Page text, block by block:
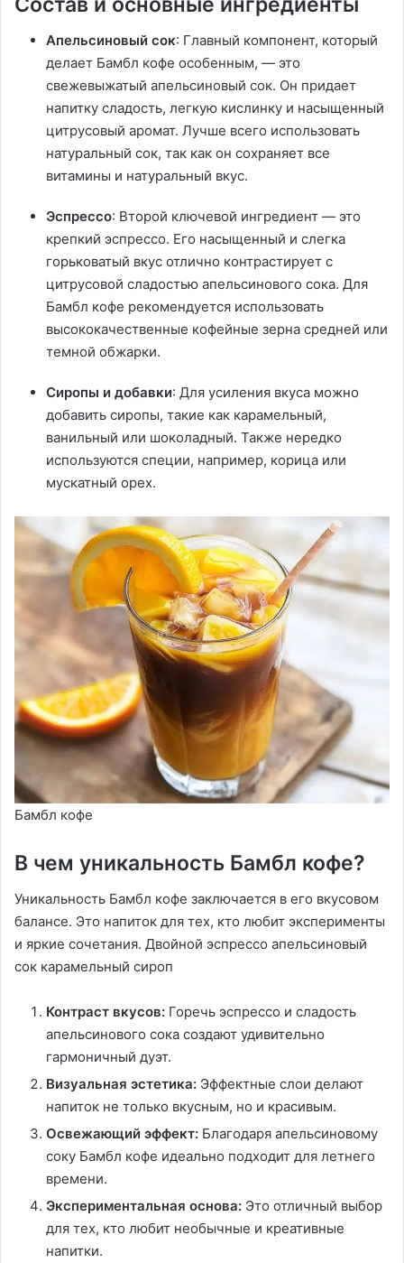
Апельсиновый сок: Главный компонент, который
делает Бамбл кофе особенным, — это
свежевыжатый апельсиновый сок. Он придает
напитку сладость, легкую кислинку и насыщенный
цитрусовый аромат. Лучше всего использовать
натуральный сок, так как он сохраняет все
витамины и натуральный вкус.
Эспрессо: Второй ключевой ингредиент — это
крепкий эспрессо. Его насыщенный и слегка
горьковатый вкус отлично контрастирует с
цитрусовой сладостью апельсинового сока. Для
Бамбл кофе рекомендуется использовать
высококачественные кофейные зерна средней или
темной обжарки.
Сиропы и добавки: Для усиления вкуса можно
добавить сиропы, такие как карамельный,
ванильный или шоколадный. Также нередко
используются специи, например, корица или
мускатный орех.
Бамбл кофе
В чем уникальность Бамбл кофе?
Уникальность Бамбл кофе заключается в его вкусовом
балансе. Это напиток для тех, кто любит эксперименты
и яркие сочетания. Двойной эспрессо апельсиновый
сок карамельный сироп
Контраст вкусов: Горечь эспрессо и сладость
апельсинового сока создают удивительно
гармоничный дуэт.
Визуальная эстетика: Эффектные слои делают
напиток не только вкусным, но и красивым.
Освежающий эффект: Благодаря апельсиновому
соку Бамбл кофе идеально подходит для летнего
времени.
Экспериментальная основа: Это отличный выбор
для тех, кто любит необычные и креативные
напитки.